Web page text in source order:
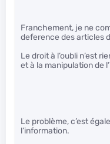
Franchement, je ne
deference des articles
Le droit à l’oubli n’est
et à la manipulation de
Le problème, c’est
l’information.